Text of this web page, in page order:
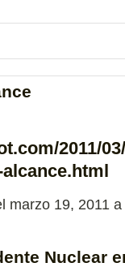
2011/
marzo 19, 2011
Nuclear